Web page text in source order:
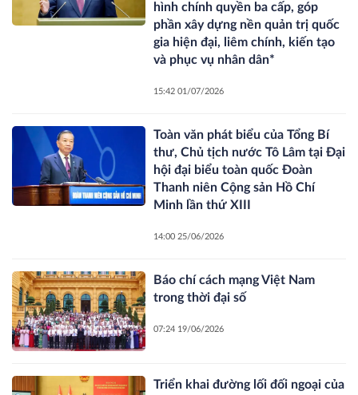
hình chính quyền ba cấp, góp
phần xây dựng nền quản trị quốc
gia hiện đại, liêm chính, kiến tạo
và phục vụ nhân dân*
15:42 01/07/2026
Toàn văn phát biểu của Tổng Bí
thư, Chủ tịch nước Tô Lâm tại Đại
hội đại biểu toàn quốc Đoàn
Thanh niên Cộng sản Hồ Chí
Minh lần thứ XIII
14:00 25/06/2026
Báo chí cách mạng Việt Nam
trong thời đại số
07:24 19/06/2026
Triển khai đường lối đối ngoại của